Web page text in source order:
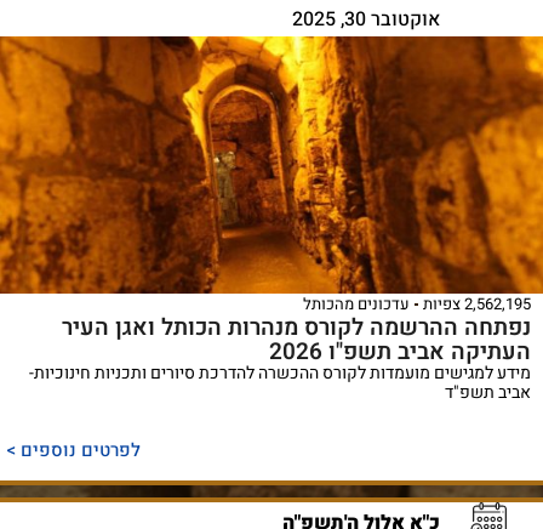
אוקטובר 30, 2025
2,562,195 צפיות עדכונים מהכותל
נפתחה ההרשמה לקורס מנהרות הכותל ואגן העיר
העתיקה אביב תשפ"ו 2026
מידע למגישים מועמדות לקורס ההכשרה להדרכת סיורים ותכניות חינוכיות-
אביב תשפ"ד
לפרטים נוספים >
כ"א אלול ה'תשפ"ה